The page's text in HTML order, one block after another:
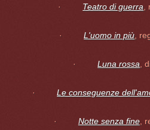
· Teatro di guerra
·L'uomo in più ,
·Luna rossa ,
·Le conseguenze
· Notte senza fine,